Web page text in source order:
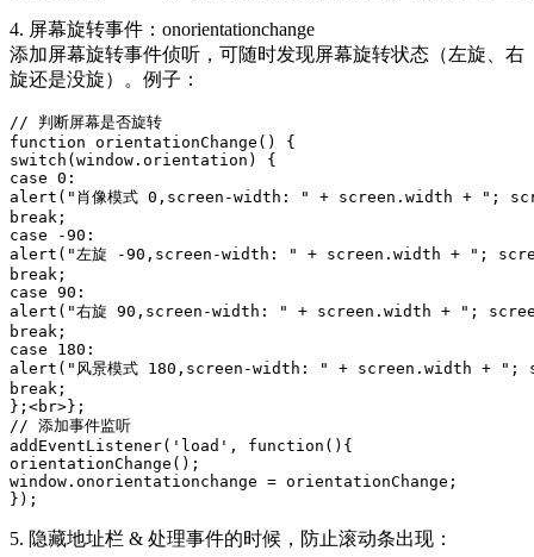
4. 屏幕旋转事件：onorientationchange
添加屏幕旋转事件侦听，可随时发现屏幕旋转状态（左旋、右
旋还是没旋）。例子：
// 判断屏幕是否旋转
function orientationChange() {
switch(window.orientation) {
case 0:
alert("肖像模式 0,screen-width: " + screen.width + ";
break;
case -90:
alert("左旋 -90,screen-width: " + screen.width + ";
break;
case 90:
alert("右旋 90,screen-width: " + screen.width + ";
break;
case 180:
alert("风景模式 180,screen-width: " + screen.width +
break;
};<br>};
// 添加事件监听
addEventListener('load', function(){
orientationChange();
window.onorientationchange = orientationChange;
});
5. 隐藏地址栏 & 处理事件的时候，防止滚动条出现：